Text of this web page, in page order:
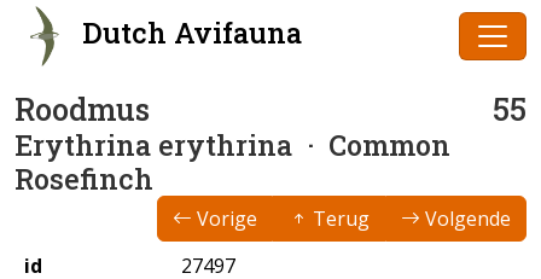
Dutch Avifauna
Roodmus 55
Erythrina erythrina · Common
Rosefinch
Vorige Terug
Volgende
id
27497